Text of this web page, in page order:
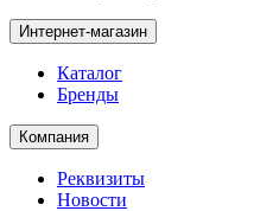
Интернет-магазин
Каталог
Бренды
Компания
Реквизиты
Новости